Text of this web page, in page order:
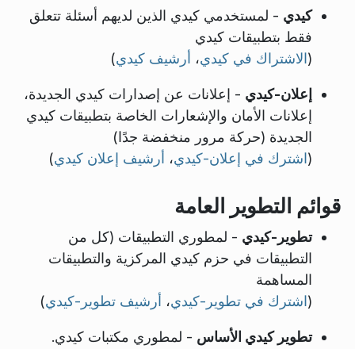
كيدي - لمستخدمي كيدي الذين لديهم أسئلة تتعلق
فقط بتطبيقات كيدي
(الاشتراك في كيدي، أرشيف كيدي)
إعلان-كيدي - إعلانات عن إصدارات كيدي الجديدة،
إعلانات الأمان والإشعارات الخاصة بتطبيقات كيدي
الجديدة (حركة مرور منخفضة جدًا)
(اشترك في إعلان-كيدي، أرشيف إعلان كيدي)
قوائم التطوير العامة
تطوير-كيدي - لمطوري التطبيقات (كل من
التطبيقات في حزم كيدي المركزية والتطبيقات
المساهمة
(اشترك في تطوير-كيدي، أرشيف تطوير-كيدي)
تطوير كيدي الأساس - لمطوري مكتبات كيدي.